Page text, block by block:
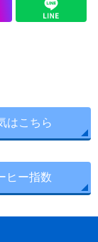
はこちら
ヒー指数